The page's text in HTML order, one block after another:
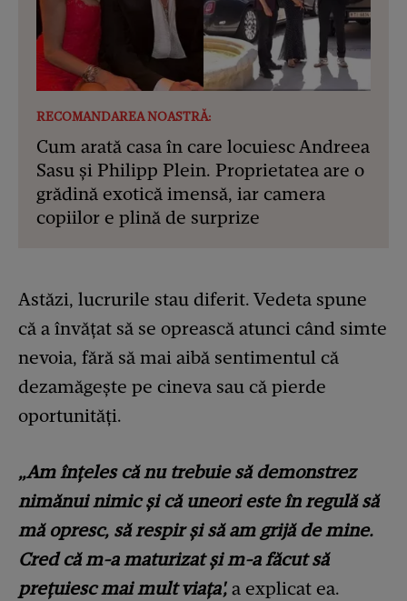
RECOMANDAREA NOASTRĂ:
Cum arată casa în care locuiesc Andreea
Sasu și Philipp Plein. Proprietatea are o
grădină exotică imensă, iar camera
copiilor e plină de surprize
Astăzi, lucrurile stau diferit. Vedeta spune
că a învățat să se oprească atunci când simte
nevoia, fără să mai aibă sentimentul că
dezamăgește pe cineva sau că pierde
oportunități.
„Am înțeles că nu trebuie să demonstrez
nimănui nimic și că uneori este în regulă să
mă opresc, să respir și să am grijă de mine.
Cred că m-a maturizat și m-a făcut să
prețuiesc mai mult viața', a explicat ea.